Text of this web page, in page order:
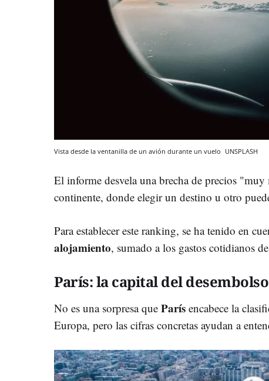
Vista desde la ventanilla de un avión durante un vuelo UNSPLASH
El informe desvela una brecha de precios "muy
continente, donde elegir un destino u otro
Para establecer este ranking, se ha tenido en
alojamiento, sumado a los gastos cotidianos
París: la capital del desembolso
No es una sorpresa que París encabece la
Europa, pero las cifras concretas ayudan a